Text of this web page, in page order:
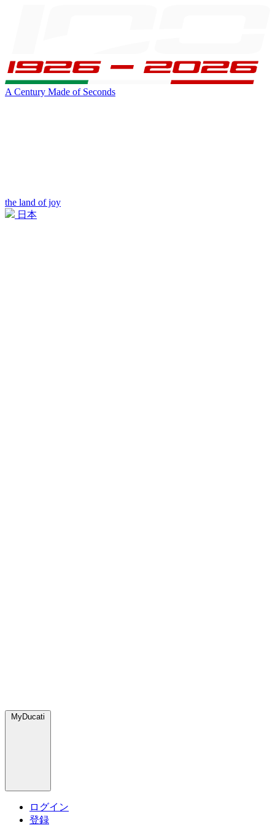
A Century Made of Seconds
the land of joy
日本
MyDucati
ログイン
登録